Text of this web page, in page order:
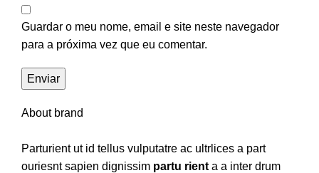
Guardar o meu nome, email e site neste navegador
para a próxima vez que eu comentar.
About brand
Parturient ut id tellus vulputatre ac ultrlices a part
ouriesnt sapien dignissim partu rient a a inter drum